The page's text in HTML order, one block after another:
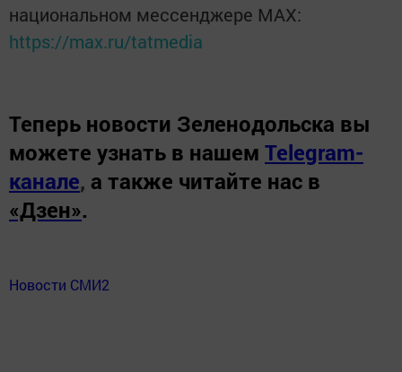
национальном мессенджере MАХ:
https://max.ru/tatmedia
Теперь новости Зеленодольска вы
можете узнать в нашем Telegram-
канале, а также читайте нас в
«Дзен».
Новости СМИ2